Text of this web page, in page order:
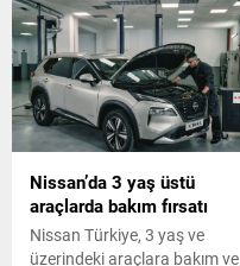
seviyesinde gerçekleşti.
Türkiye’de ikinci el araç
pazarına yenilikçi bir
yaklaşım kazandıran
2PLAN’ın İcra Kurulu
Başkanı Orhan Ülgür, yılın ilk
altı aylık verilerini
değerlendirdi. Ülgür, mevcut
ekonomik koşullar,...
Nissan’da 3 yaş üstü
araçlarda bakım fırsatı
Nissan Türkiye, 3 yaş ve
üzerindeki araçlara bakım ve